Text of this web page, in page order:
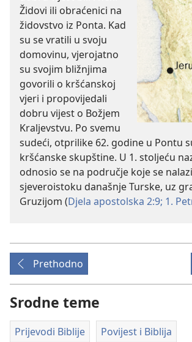
Židovi ili obraćenici na
židovstvo iz Ponta. Kad
su se vratili u svoju
domovinu, vjerojatno
su svojim bližnjima
govorili o kršćanskoj
vjeri i propovijedali
dobru vijest o Božjem
Kraljevstvu. Po svemu
sudeći, otprilike 62. godine u Pontu
kršćanske skupštine. U 1. stoljeću
odnosio se na područje koje se
sjeveroistoku današnje Turske, uz
Gruzijom (Djela apostolska 2:9; 1.
Prethodno
Srodne teme
Prijevodi Biblije Povijest i Biblija